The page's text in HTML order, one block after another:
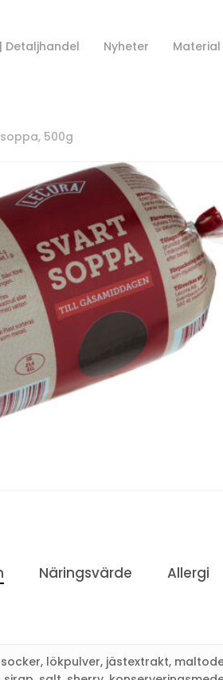
Detaljhandel Nyheter Material
500g
Näringsvärde Allergi
lökpulver, jästextrakt,